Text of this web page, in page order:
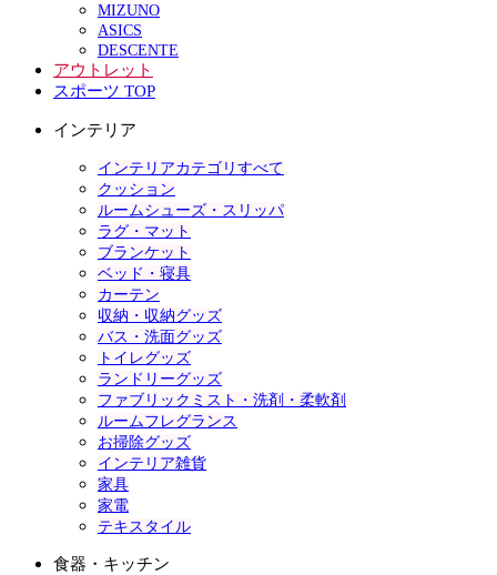
MIZUNO
ASICS
DESCENTE
アウトレット
スポーツ TOP
インテリア
インテリアカテゴリすべて
クッション
ルームシューズ・スリッパ
ラグ・マット
ブランケット
ベッド・寝具
カーテン
収納・収納グッズ
バス・洗面グッズ
トイレグッズ
ランドリーグッズ
ファブリックミスト・洗剤・柔軟剤
ルームフレグランス
お掃除グッズ
インテリア雑貨
家具
家電
テキスタイル
食器・キッチン